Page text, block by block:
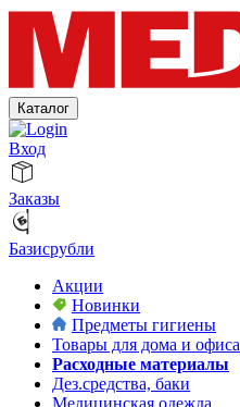
Каталог
Вход
Заказы
Базисрубли
Акции
Новинки
Предметы гигиены
Товары для дома и офиса
Расходные материалы
Дез.средства, баки
Медицинская одежда